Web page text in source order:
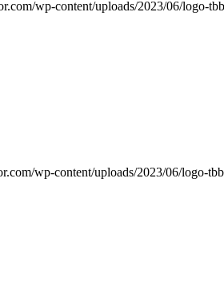
wp-content/uploads/2023/06/logo-
wp-content/uploads/2023/06/logo-